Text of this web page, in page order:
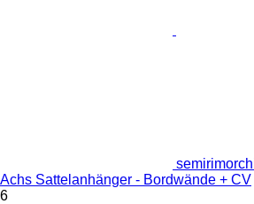
Achs Sattelanhänger - Bordwände + CV
6